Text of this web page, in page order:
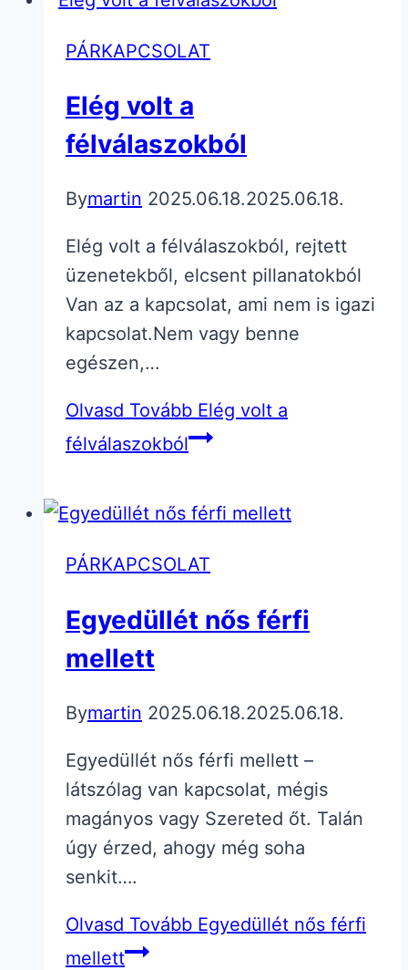
PÁRKAPCSOLAT
Elég volt a
félválaszokból
Bymartin 2025.06.18.2025.06.18.
Elég volt a félválaszokból, rejtett
üzenetekből, elcsent pillanatokból
Van az a kapcsolat, ami nem is igazi
kapcsolat.Nem vagy benne
egészen,…
Olvasd Tovább Elég volt a
félválaszokból
PÁRKAPCSOLAT
Egyedüllét nős férfi
mellett
Bymartin 2025.06.18.2025.06.18.
Egyedüllét nős férfi mellett –
látszólag van kapcsolat, mégis
magányos vagy Szereted őt. Talán
úgy érzed, ahogy még soha
senkit….
Olvasd Tovább Egyedüllét nős férfi
mellett